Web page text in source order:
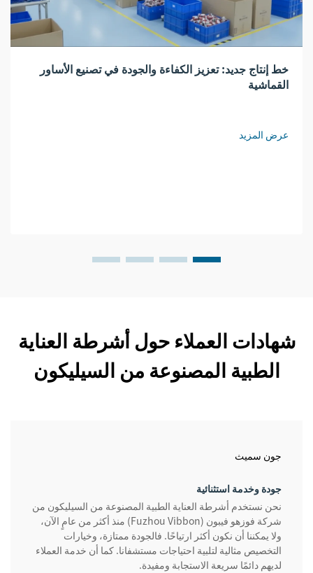
خط إنتاج جديد: تعزيز الكفاءة والجودة في تصنيع الأساور
القماشية
عرض المزيد
شهادات العملاء حول أشرطة العناية
الطبية المصنوعة من السيليكون
جون سميث
جودة وخدمة استثنائية
نحن نستخدم أشرطة العناية الطبية المصنوعة من السيليكون من
شركة فوزهو فيبون (Fuzhou Vibbon) منذ أكثر من عامٍ الآن،
ولا يمكننا أن نكون أكثر ارتياحًا. فالجودة ممتازة، وخيارات
التخصيص مثالية لتلبية احتياجات مستشفانا. كما أن خدمة العملاء
لديهم دائمًا سريعة الاستجابة ومفيدة.